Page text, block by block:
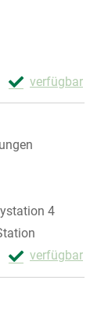
verfügbar
Exemplar-
Zum Download
4
verfügbar
Exemplar-
Zum Download